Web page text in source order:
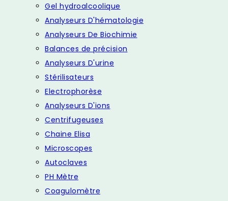
Gel hydroalcoolique
Analyseurs D'hématologie
Analyseurs De Biochimie
Balances de précision
Analyseurs D'urine
Stérilisateurs
Electrophorèse
Analyseurs D'ions
Centrifugeuses
Chaine Elisa
Microscopes
Autoclaves
PH Mètre
Coagulomètre